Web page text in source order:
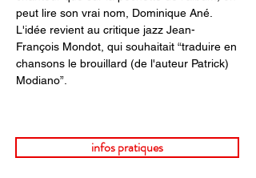
peut lire son vrai nom, Dominique Ané.
L'idée revient au critique jazz Jean-
François Mondot, qui souhaitait “traduire en
chansons le brouillard (de l'auteur Patrick)
Modiano”.
infos pratiques